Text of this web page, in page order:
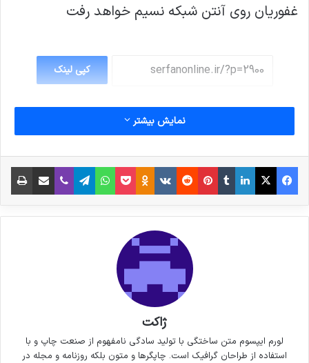
غفوريان روی آنتن شبكه نسيم خواهد رفت
کپی لینک
نمایش بیشتر
فیس بوک X لینکدین
‫تامبلر‫پین‌ترست
‫رددیت‫VKontakte
‫Odnoklassniki
پاکتواتس آپ تلگراموایبر اشتراک گذاری از طریق ایمیل
ژاکت
لورم ایپسوم متن ساختگی با تولید سادگی نامفهوم از صنعت چاپ و با
استفاده از طراحان گرافیک است. چاپگرها و متون بلکه روزنامه و مجله در